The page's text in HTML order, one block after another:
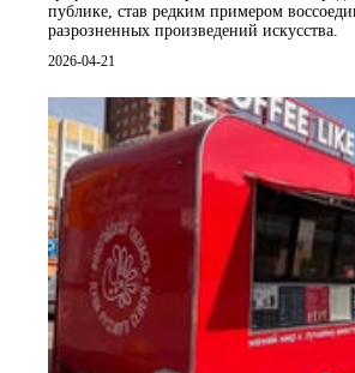
публике, став редким примером
разрозненных произведений искусства.
2026-04-21